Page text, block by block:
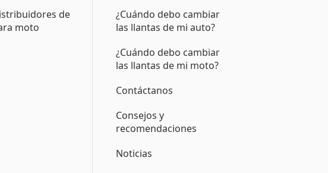
de
moto
¿Cuándo debo cambiar
las llantas de mi auto?
¿Cuándo debo cambiar
las llantas de mi moto?
Contáctanos
Consejos y
recomendaciones
Noticias